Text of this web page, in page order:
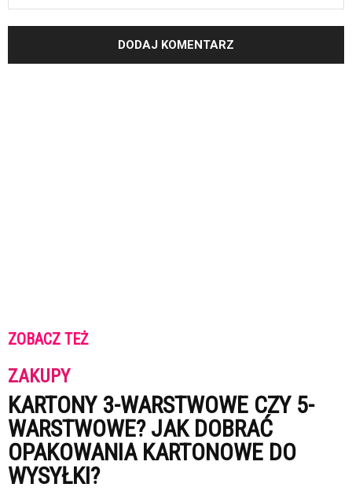
ZOBACZ TEŻ
ZAKUPY
KARTONY 3-WARSTWOWE CZY 5-
WARSTWOWE? JAK DOBRAĆ
OPAKOWANIA KARTONOWE DO
WYSYŁKI?